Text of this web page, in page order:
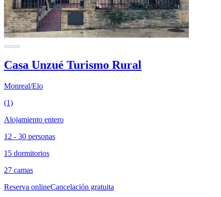
Casa Unzué Turismo Rural
Monreal/Elo
(1)
Alojamiento entero
12 - 30 personas
15 dormitorios
27 camas
Reserva onlineCancelación gratuita